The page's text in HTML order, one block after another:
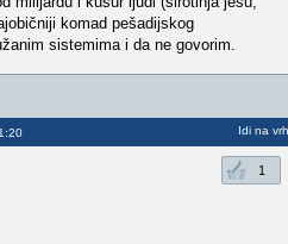
komad pešadijskog
sistemima i da ne govorim.
Idi na vrh
1